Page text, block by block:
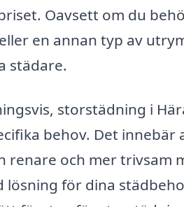
Oavsett om du
en annan typ av
städare.
storstädning i
behov. Det
renare och mer trivsam
lösning för dina